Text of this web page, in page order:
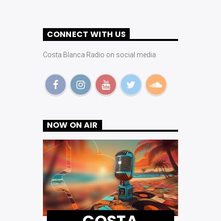
CONNECT WITH US
Costa Blanca Radio on social media
NOW ON AIR